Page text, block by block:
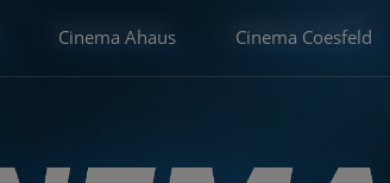
Cinema Ahaus Cinema Coesfeld